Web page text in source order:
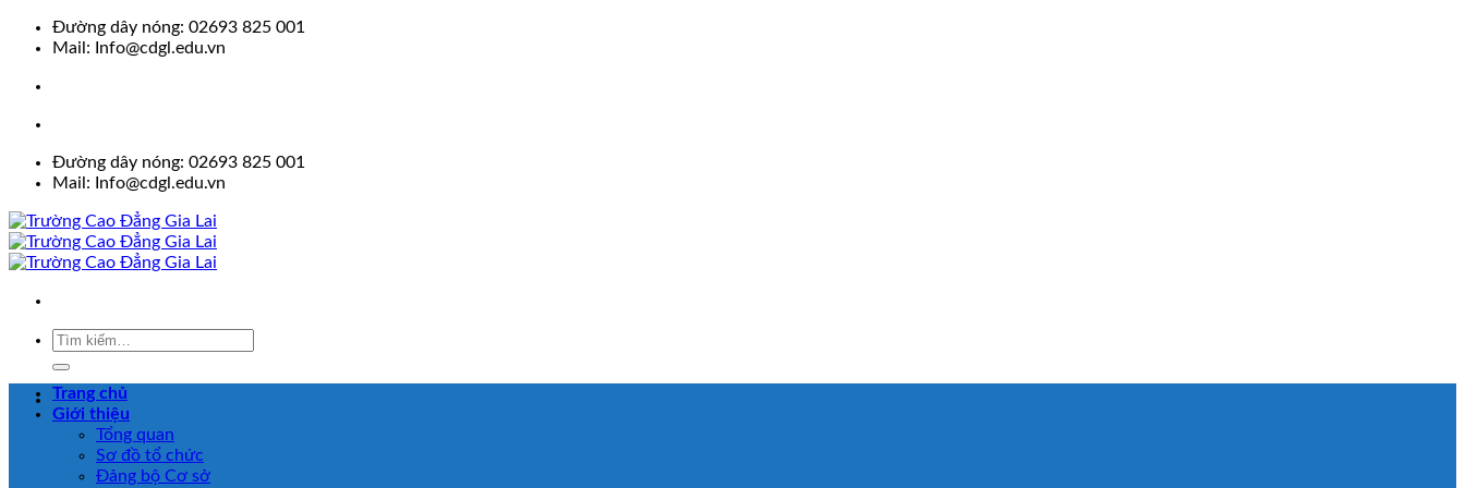
Skip
Đường dây nóng: 02693 825 001
Mail: Info@cdgl.edu.vn
Đường dây nóng: 02693 825 001
Mail: Info@cdgl.edu.vn
Trang chủ
Giới thiệu
Tổng quan
Sơ đồ tổ chức
Đảng bộ Cơ sở